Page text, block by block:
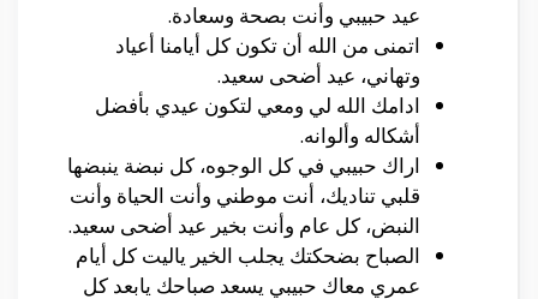
عيد حبيبي وأنت بصحة وسعادة.
اتمنى من الله أن تكون كل أيامنا أعياد
وتهاني، عيد أضحى سعيد.
ادامك الله لي ومعي لتكون عيدي بأفضل
أشكاله وألوانه.
اراك حبيبي في كل الوجوه، كل نبضة ينبضها
قلبي تناديك، أنت موطني وأنت الحياة وأنت
النبض، كل عام وأنت بخير عيد أضحى سعيد.
الصباح بضحكتك يجلب الخير ياليت كل أيام
عمري معاك حبيبي يسعد صباحك يابعد كل